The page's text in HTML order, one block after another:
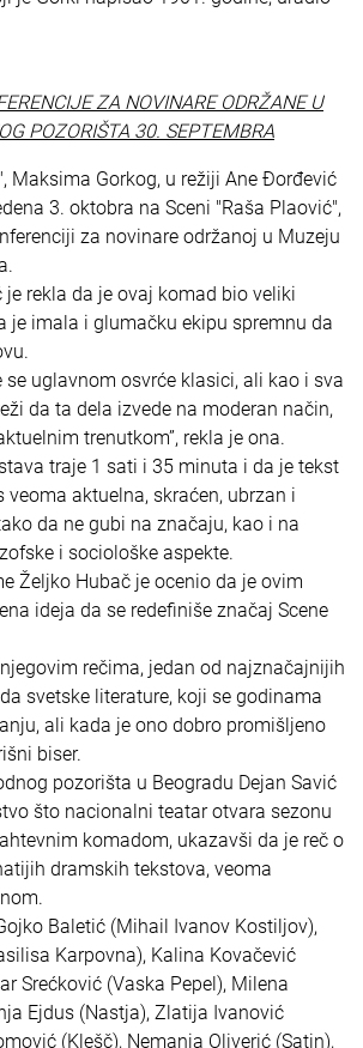
ZA NOVINARE ODRŽANE U
POZORIŠTA 30. SEPTEMBRA
Maksima Gorkog, u režiji Ane Đorđević
3. oktobra na Sceni "Raša Plaović",
za novinare održanoj u Muzeju
rekla da je ovaj komad bio veliki
je imala i glumačku ekipu spremnu da
se uglavnom osvrće klasici, ali kao i sva
da ta dela izvede na moderan način,
trenutkom”, rekla je ona.
traje 1 sati i 35 minuta i da je tekst
aktuelna, skraćen, ubrzan i
da ne gubi na značaju, kao i na
i sociološke aspekte.
Željko Hubač je ocenio da je ovim
ideja da se redefiniše značaj Scene
rečima, jedan od najznačajnijih
svetske literature, koji se godinama
ali kada je ono dobro promišljeno
biser.
pozorišta u Beogradu Dejan Savić
što nacionalni teatar otvara sezonu
komadom, ukazavši da je reč o
dramskih tekstova, veoma
Baletić (Mihail Ivanov Kostiljov),
Karpovna), Kalina Kovačević
Srećković (Vaska Pepel), Milena
Ejdus (Nastja), Zlatija Ivanović
(Klešč), Nemanja Oliverić (Satin),